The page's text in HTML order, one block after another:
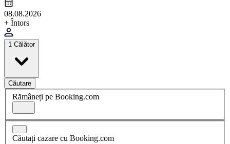
08.08.2026
+ Întors
1 Călător
Căutare
Rămâneți pe Booking.com
Căutați cazare cu Booking.com